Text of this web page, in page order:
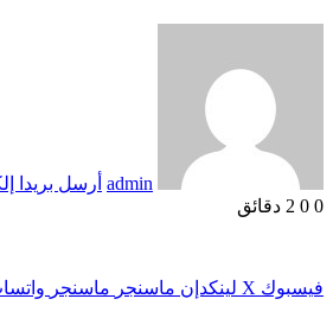
admin أرسل بريدا
0
2 دقائق
فيسبوك ‫X لينكدإن ماسنجر ماسنجر